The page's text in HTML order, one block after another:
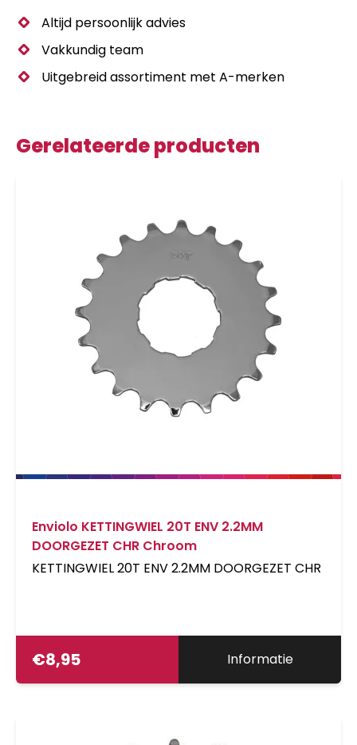
Altijd persoonlijk advies
Vakkundig team
Uitgebreid assortiment met A-merken
Gerelateerde producten
Enviolo KETTINGWIEL 20T ENV 2.2MM
DOORGEZET CHR Chroom
KETTINGWIEL 20T ENV 2.2MM DOORGEZET CHR
€8,95 Informatie